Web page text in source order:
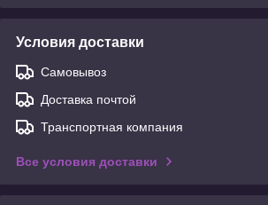
Условия доставки
Самовывоз
Доставка почтой
Транспортная компания
Все условия доставки